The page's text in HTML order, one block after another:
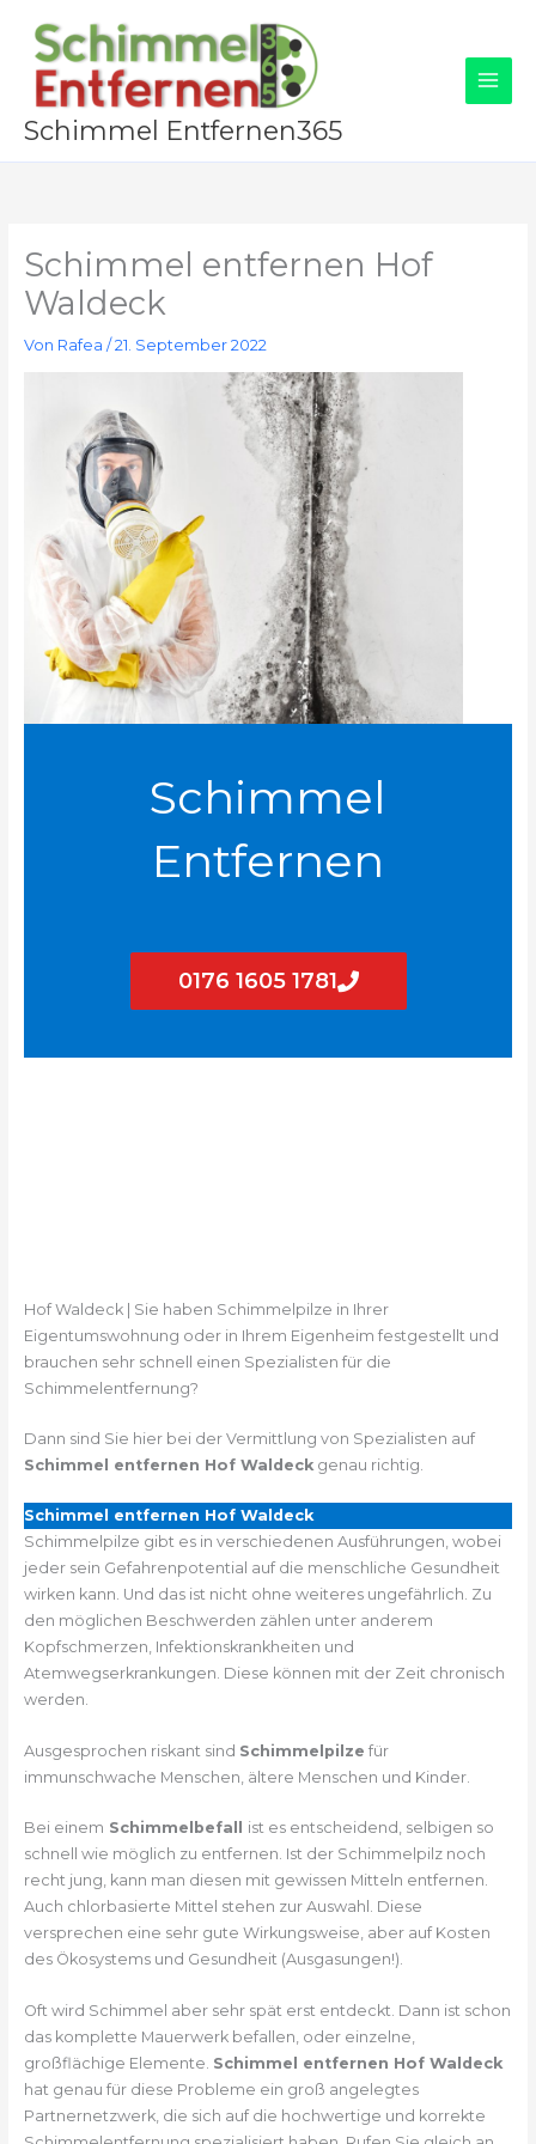
Inhalt
springen
Schimmel Entfernen365
Schimmel entfernen Hof
Waldeck
Von Rafea /21. September 2022
Schimmel
Entfernen
0176 1605 1781
Hof Waldeck | Sie haben Schimmelpilze in Ihrer
Eigentumswohnung oder in Ihrem Eigenheim festgestellt und
brauchen sehr schnell einen Spezialisten für die
Schimmelentfernung?
Dann sind Sie hier bei der Vermittlung von Spezialisten auf
Schimmel entfernen Hof Waldeckgenau richtig.
Schimmel entfernen Hof Waldeck
Schimmelpilze gibt es in verschiedenen Ausführungen, wobei
jeder sein Gefahrenpotential auf die menschliche Gesundheit
wirken kann. Und das ist nicht ohne weiteres ungefährlich. Zu
den möglichen Beschwerden zählen unter anderem
Kopfschmerzen, Infektionskrankheiten und
Atemwegserkrankungen. Diese können mit der Zeit chronisch
werden.
Ausgesprochen riskant sind Schimmelpilze für
immunschwache Menschen, ältere Menschen und Kinder.
Bei einem Schimmelbefall ist es entscheidend, selbigen so
schnell wie möglich zu entfernen. Ist der Schimmelpilz noch
recht jung, kann man diesen mit gewissen Mitteln entfernen.
Auch chlorbasierte Mittel stehen zur Auswahl. Diese
versprechen eine sehr gute Wirkungsweise, aber auf Kosten
des Ökosystems und Gesundheit (Ausgasungen!).
Oft wird Schimmel aber sehr spät erst entdeckt. Dann ist schon
das komplette Mauerwerk befallen, oder einzelne,
großflächige Elemente. Schimmel entfernen Hof Waldeck
hat genau für diese Probleme ein groß angelegtes
Partnernetzwerk, die sich auf die hochwertige und korrekte